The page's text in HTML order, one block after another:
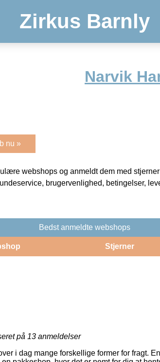
Zirkus Barnly
Narvik
nu »
webshops og anmeldt dem med
brugervenlighed, betingelser,
Bedst anmeldte webshops
Stjerner
på 13 anmeldelser
i dag mange forskellige former for fragt.